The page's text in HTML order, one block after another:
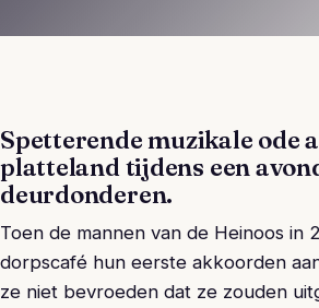
Spetterende muzikale ode
platteland tijdens een
deurdonderen.
Toen de mannen van de Heinoos in
dorpscafé hun eerste akkoorden
ze niet bevroeden dat ze zouden